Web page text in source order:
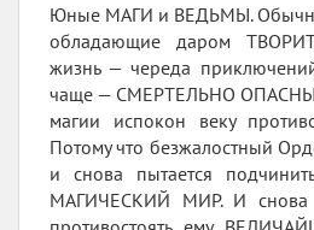
Юные МАГИ и ВЕДЬМЫ.
обладающие даром
жизнь — череда
чаще — СМЕРТЕЛЬНО
магии испокон веку
Потому что безжалостный
и снова пытается
МАГИЧЕСКИЙ МИР. И снова